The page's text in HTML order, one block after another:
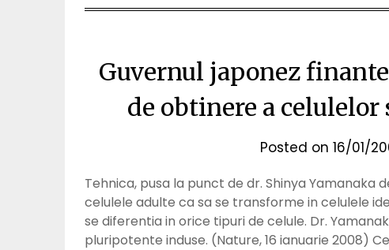
Guvernul japonez
de obtinere a
Posted on 16/01/
Tehnica, pusa la punct de dr. Shinya
celulele adulte ca sa se transforme in celulele
se diferentia in orice tipuri de celule. Dr.
pluripotente induse. (Nature, 16 ianuarie 2008)